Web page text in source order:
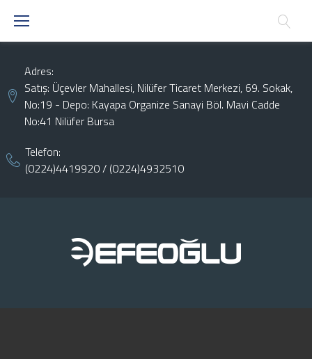
Skip
Adres:
Satış: Üçevler Mahallesi, Nilüfer Ticaret Merkezi, 69. Sokak,
No:19 - Depo: Kayapa Organize Sanayi Böl. Mavi Cadde
No:41 Nilüfer Bursa
Telefon:
(0224)4419920/ (0224)4932510